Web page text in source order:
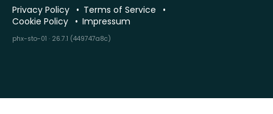
Privacy Policy
Terms of Service
Cookie Policy
Impressum
phx-sto-01 · 26.7.1 (449747a8c)